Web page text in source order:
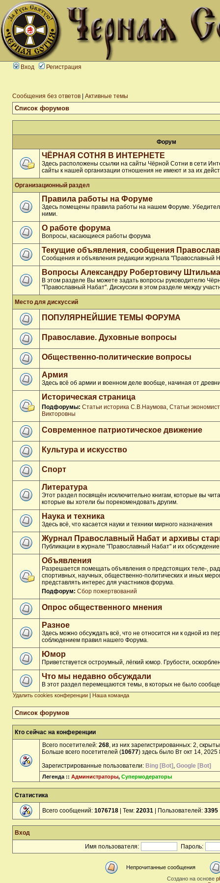
Вход Регистрация
Сообщения без ответов Активные темы
Список форумов
Форум
ЧЁРНАЯ СОТНЯ В ИНТЕРНЕТЕ
Здесь расположены ссылки на сайты Чёрной Сотни в сети
сайты к нашей организации отношения не имеют и за их
Организационный раздел
Правила работы на Форуме
Здесь помещены правила работы на нашем Форуме.
ними.
О работе форума
Вопросы, касающиеся работы форума
Текущие объявления, сообщения
Сообщения и объявления редакции журнала "Православный
Вопросы Александру Робертовичу
В этом разделе Вы можете задать вопросы руководителю
"Православный Набат". Дискуссии в этом разделе между
Место для дискуссий
ПОПУЛЯРНЕЙШИЕ ТЕМЫ ФОРУМА
Православие. Духовные вопросы
Общественно-политические вопросы
Армия
Здесь всё об армии и военном деле вообще, начиная от
Историческая страница
Подфорумы: Статьи историка С.В.Наумова, Статьи
Викторовны
Современное патриотическое движение
Культура и искусство
Спорт
Литература
Этот раздел посвящён исключительно книгам, которые вы
которые вы хотели бы порекомендовать другим.
Наука и техника
Здесь всё, что касается науки и техники мирного назначения
Журнал Православный Набат и архивы
Публикации в журнале "Православный Набат" и их обсуждение
Объявления
Разрешается помещать объявления о предстоящих теле-,
спортивных, научных, общественно-политических и иных
представлять интерес для участников форума.
Подфорум: Сбор пожертвований
Опрос общественного мнения
Разное
Здесь можно обсуждать всё, что не относится ни к одной из
соблюдением правил нашего Форума.
Юмор
Приветствуется остроумный, лёгкий юмор. Грубости,
Что мы недавно обсуждали
В этот раздел перемещаются темы, в которых не было
Удалить cookies конференции | Наша команда
Список форумов
Кто сейчас на конференции
Всего посетителей: 268, из них зарегистрированных: 2,
Больше всего посетителей (10677) здесь было Вт окт 14, 2025
Зарегистрированные пользователи: Bing [Bot] , Google [Bot]
Легенда :: Администраторы, Супермодераторы
Статистика
Всего сообщений: 1076718 | Тем: 22031 | Пользователей: 3395
Вход
Имя пользователя:
Пароль:
Непрочитанные сообщения
Создано на основе